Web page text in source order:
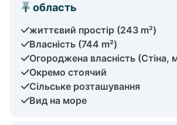
область
життєвий простір (243 m²)
Власність (744 m²)
Огороджена власність (Стіна,
Окремо стоячий
Сільське розташування
Вид на море